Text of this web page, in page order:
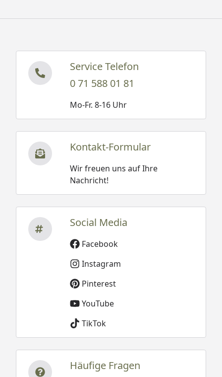
Montage
Montage zum günstigen
und besonderen Service-
Leistungen zum Festpreis.
Bei einer Bestellung inkl.
Montage-Service oder
Sorglos-Montage-Service
werden die
unseren Monteuren
kostenlos mitgebracht.
Bertilo Gartenhaus HPL 2 Anthrazit-
Grau/Weiß - Montageanleitung &
Fundamentplan
Bertilo Gartenhaus HPL 2 Milano Grigio &
Italian Walnut - Montageanleitung &
Fundamentplan
Service Telefon
0 71 588 01 81
Mo-Fr. 8-16 Uhr
Kontakt-Formular
Wir freuen uns auf Ihre
Nachricht!
Social Media
Facebook
Instagram
Pinterest
YouTube
TikTok
Häufige Fragen